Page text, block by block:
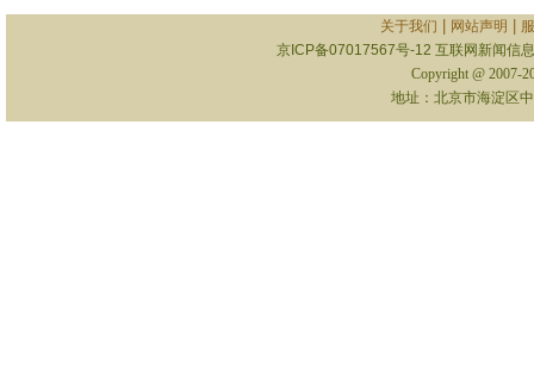
关于我们 网站声明
京ICP备07017567号-12 互联网新闻信
Copyright @ 2007-
地址：北京市海淀区